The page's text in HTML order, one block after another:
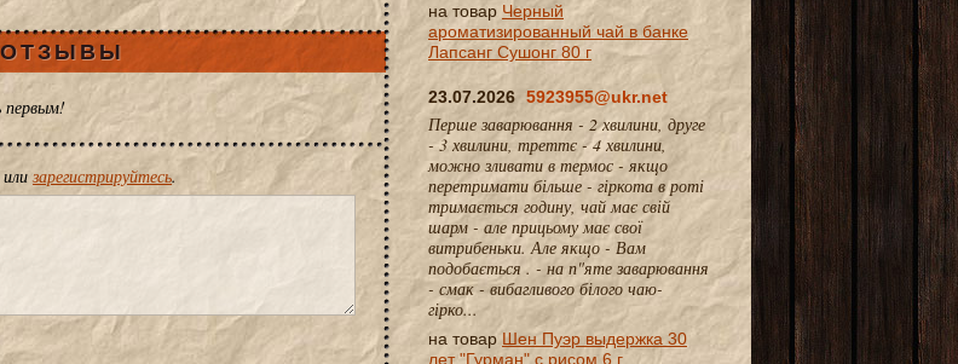
илизарегистрируйтесь.
на товар Черный
ароматизированный чай в банке
Лапсанг Сушонг 80 г
23.07.2026 5923955@ukr.net
Перше заварювання - 2 хвилини, друге
- 3 хвилини, треттє - 4 хвилини,
можно зливати в термос - якщо
перетримати більше - гіркота в роті
тримається годину, чай має свій
шарм - але прицьому має свої
витрибеньки. Але якщо - Вам
подобається . - на п"яте заварювання
- смак - вибагливого білого чаю-
гірко...
на товар Шен Пуэр выдержка 30
лет "Гурман" с рисом 6 г